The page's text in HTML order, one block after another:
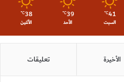
41
℃
السبت
39
℃
الأحد
38
℃
الأثنين
الأخيرة تعليقات